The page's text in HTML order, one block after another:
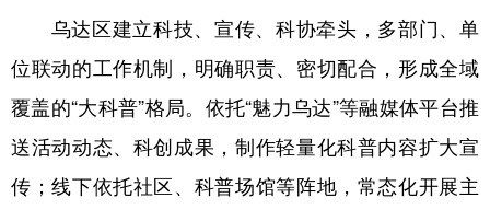
乌达区建立科技、宣传、科协牵头，多部门、单
位联动的工作机制，明确职责、密切配合，形成全域
覆盖的“大科普”格局。依托“魅力乌达”等融媒体平台推
送活动动态、科创成果，制作轻量化科普内容扩大宣
传；线下依托社区、科普场馆等阵地，常态化开展主